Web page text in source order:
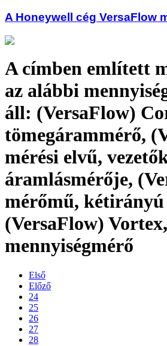
A Honeywell cég VersaFlow
A címben említett
az alábbi
áll: (VersaFlow)
tömegárammérő,
mérési elvű,
áramlásmérője,
mérőmű, kétirányú
(VersaFlow)
mennyiségmérő
Első
Előző
24
25
26
27
28